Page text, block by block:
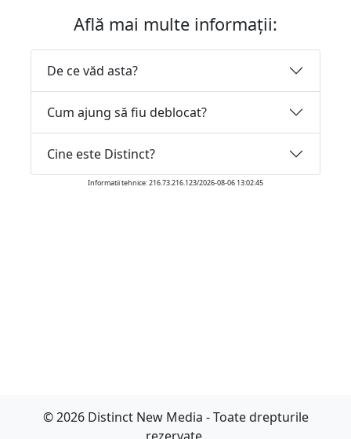
Află mai multe informații:
De ce văd asta?
Cum ajung să fiu deblocat?
Cine este Distinct?
Informatii tehnice: 216.73.216.123/2026-08-06 13:02:45
© 2026 Distinct New Media - Toate drepturile